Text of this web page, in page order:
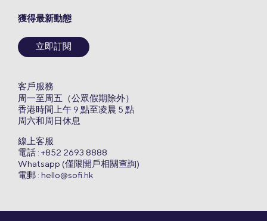
獲得最新動態
立即訂閱
客戶服務
周一至周五（公眾假期除外）
香港時間上午 9 點至凌晨 5 點
周六和周日休息
線上客服
電話 : +852 2693 8888
Whatsapp (僅限開戶相關查詢)
電郵 : hello@sofi.hk